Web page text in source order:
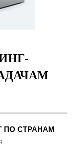
ПО СТРАНАМ